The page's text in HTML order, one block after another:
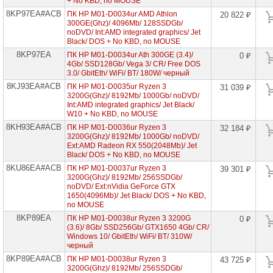
8KP97EA#ACB
ПК HP M01-D0034ur AMD Athlon
300GE(Ghz)/ 4096Mb/ 128SSDGb/
noDVD/ Int:AMD integrated graphics/ Jet
Black/ DOS + No KBD, no MOUSE
20 822 ₽
8KP97EA
ПК HP M01-D0034ur Ath 300GE (3.4)/
4Gb/ SSD128Gb/ Vega 3/ CR/ Free DOS
3.0/ GbitEth/ WiFi/ BT/ 180W/ черный
0 ₽
8KJ93EA#ACB
ПК HP M01-D0035ur Ryzen 3
3200G(Ghz)/ 8192Mb/ 1000Gb/ noDVD/
Int:AMD integrated graphics/ Jet Black/
W10 + No KBD, no MOUSE
31 039 ₽
8KH93EA#ACB
ПК HP M01-D0036ur Ryzen 3
3200G(Ghz)/ 8192Mb/ 1000Gb/ noDVD/
Ext:AMD Radeon RX 550(2048Mb)/ Jet
Black/ DOS + No KBD, no MOUSE
32 184 ₽
8KU86EA#ACB
ПК HP M01-D0037ur Ryzen 3
3200G(Ghz)/ 8192Mb/ 256SSDGb/
noDVD/ Ext:nVidia GeForce GTX
1650(4096Mb)/ Jet Black/ DOS + No KBD,
no MOUSE
39 301 ₽
8KP89EA
ПК HP M01-D0038ur Ryzen 3 3200G
(3.6)/ 8Gb/ SSD256Gb/ GTX1650 4Gb/ CR/
Windows 10/ GbitEth/ WiFi/ BT/ 310W/
черный
0 ₽
8KP89EA#ACB
ПК HP M01-D0038ur Ryzen 3
3200G(Ghz)/ 8192Mb/ 256SSDGb/
43 725 ₽